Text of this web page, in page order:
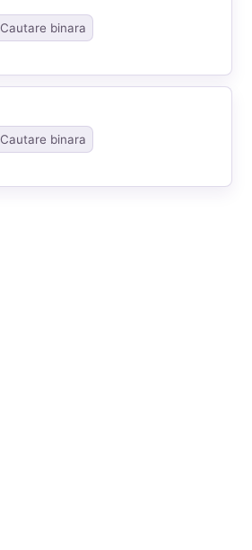
Cautare binara
Cautare binara